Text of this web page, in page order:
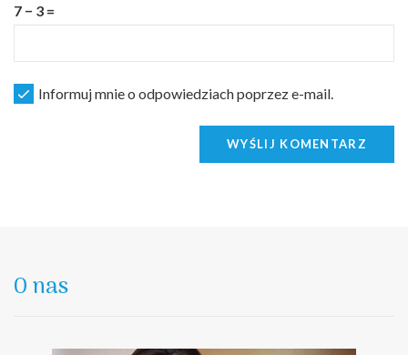
7 − 3 =
Informuj mnie o odpowiedziach poprzez e-mail.
WYŚLIJ KOMENTARZ
O nas